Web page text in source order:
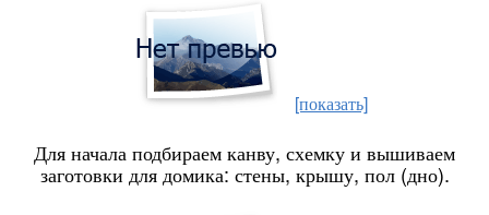
[показать]
Для начала подбираем канву, схемку и вышиваем
заготовки для домика: стены, крышу, пол (дно).